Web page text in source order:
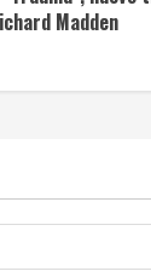
Madden